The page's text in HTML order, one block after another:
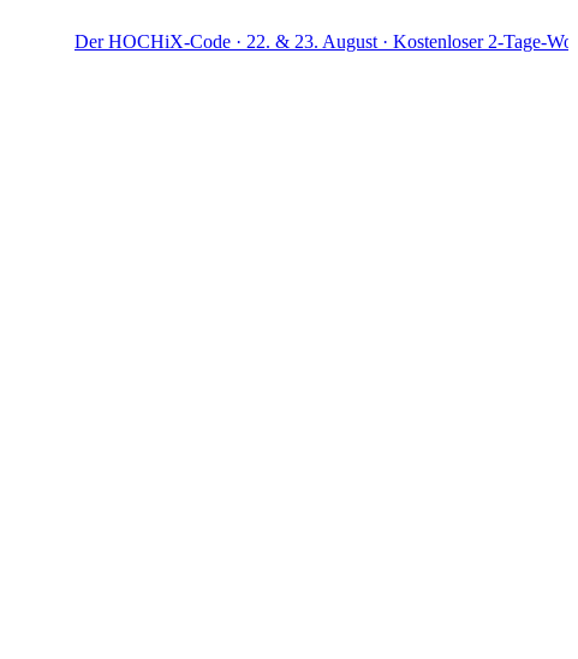
Der HOCHiX-Code · 22. & 23. August · Kostenloser 2-Tage-Workshop ·